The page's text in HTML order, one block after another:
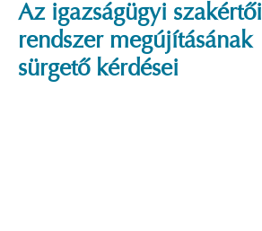
Az igazságügyi szakértői
rendszer megújításának
sürgető kérdései